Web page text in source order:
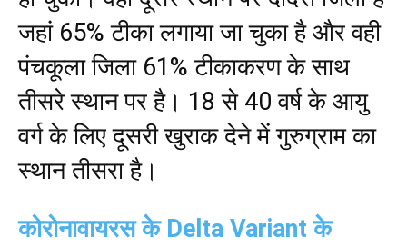
जहां 65% टीका लगाया जा चुका है और वही
पंचकूला जिला 61% टीकाकरण के साथ
तीसरे स्थान पर है। 18 से 40 वर्ष के आयु
वर्ग के लिए दूसरी खुराक देने में गुरुग्राम का
स्थान तीसरा है।
कोरोनावायरस के Delta Variant के